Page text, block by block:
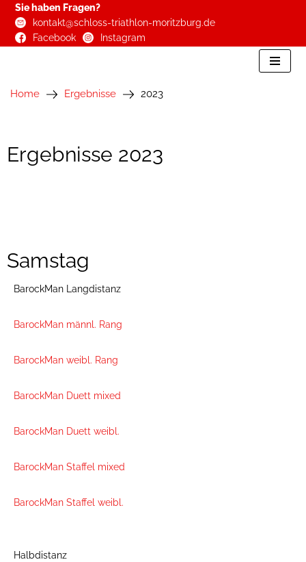
Zum
Sie haben Fragen?
kontakt@schloss-triathlon-moritzburg.de
Facebook
Instagram
Home Ergebnisse 2023
Ergebnisse 2023
Samstag
BarockMan Langdistanz
BarockMan männl. Rang
BarockMan weibl. Rang
BarockMan Duett mixed
BarockMan Duett weibl.
BarockMan Staffel mixed
BarockMan Staffel weibl.
Halbdistanz